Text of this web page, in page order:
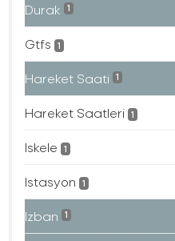
Durak 1
Gtfs 1
Hareket Saati 1
Hareket Saatleri 1
Iskele 1
Istasyon 1
Izban 1